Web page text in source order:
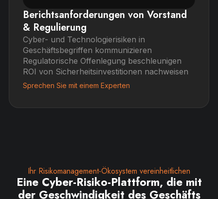
Berichtsanforderungen von Vorstand
& Regulierung
Cyber- und Technologierisiken in
Geschäftsbegriffen kommunizieren
Regulatorische Offenlegung beschleunigen
ROI von Sicherheitsinvestitionen nachweisen
Sprechen Sie mit einem Experten
Ihr Risikomanagement-Ökosystem vereinheitlichen
Eine Cyber-Risiko-Plattform, die mit
der Geschwindigkeit des Geschäfts